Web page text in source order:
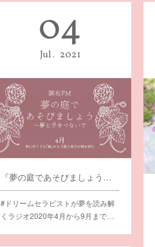
04
Jul 2021
『夢の庭であそびましょう』アーカイブ完成のお知らせ。
#ドリームセラピストが夢を読み解
くラジオ2020年4月から9月まで…